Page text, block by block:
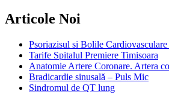
Articole Noi
Psoriazisul si Bolile
Tarife Spitalul Premiere Timisoara
Anatomie Artere Coronare. Artera
Bradicardie sinusală – Puls Mic
Sindromul de QT lung